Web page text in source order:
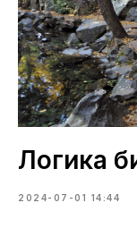
Логика
2024-07-01 14:44